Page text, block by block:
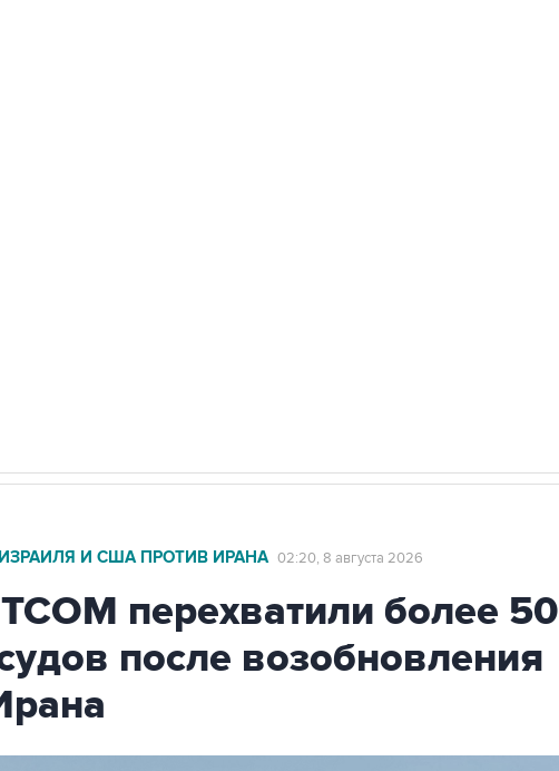
И США ПРОТИВ ИРАНА 02:20, 8 августа 2026
перехватили более 50
после возобновления